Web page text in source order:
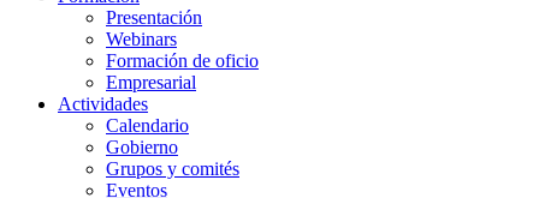
Presentación
Webinars
Formación de oficio
Empresarial
Actividades
Calendario
Gobierno
Grupos y comités
Eventos